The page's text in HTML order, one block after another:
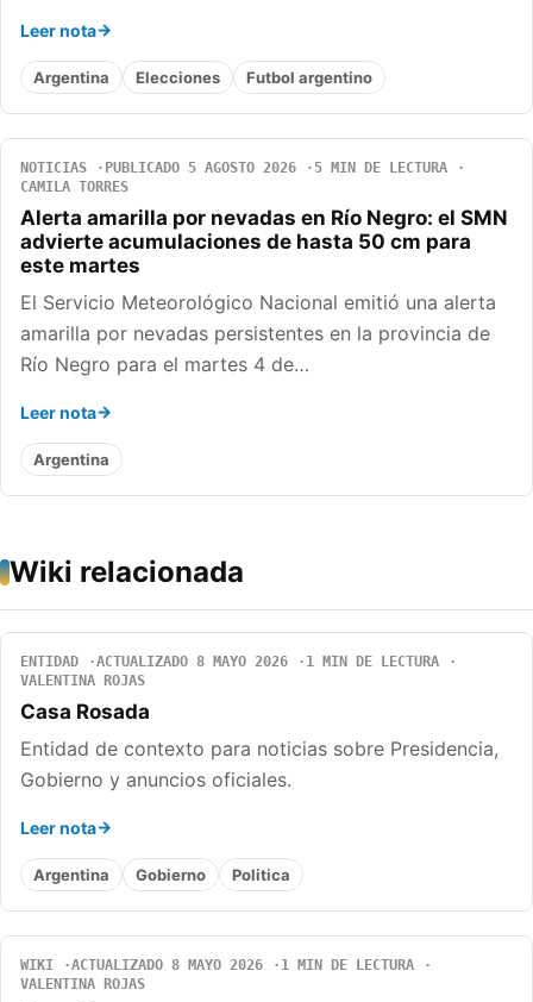
Leer nota
Argentina Elecciones Futbol argentino
NOTICIAS PUBLICADO 5 AGOSTO 2026
5 MIN DE LECTURA
CAMILA TORRES
Alerta amarilla por nevadas en Río Negro: el SMN
advierte acumulaciones de hasta 50 cm para
este martes
El Servicio Meteorológico Nacional emitió una alerta
amarilla por nevadas persistentes en la provincia de
Río Negro para el martes 4 de…
Leer nota
Argentina
Wiki relacionada
ENTIDAD ACTUALIZADO 8 MAYO 2026
1 MIN DE LECTURA
VALENTINA ROJAS
Casa Rosada
Entidad de contexto para noticias sobre Presidencia,
Gobierno y anuncios oficiales.
Leer nota
Argentina Gobierno Politica
WIKI ACTUALIZADO 8 MAYO 2026
1 MIN DE LECTURA
VALENTINA ROJAS